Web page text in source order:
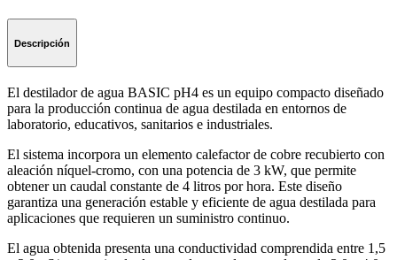
Descripción
El destilador de agua BASIC pH4 es un equipo compacto diseñado
para la producción continua de agua destilada en entornos de
laboratorio, educativos, sanitarios e industriales.
El sistema incorpora un elemento calefactor de cobre recubierto con
aleación níquel-cromo, con una potencia de 3 kW, que permite
obtener un caudal constante de 4 litros por hora. Este diseño
garantiza una generación estable y eficiente de agua destilada para
aplicaciones que requieren un suministro continuo.
El agua obtenida presenta una conductividad comprendida entre 1,5